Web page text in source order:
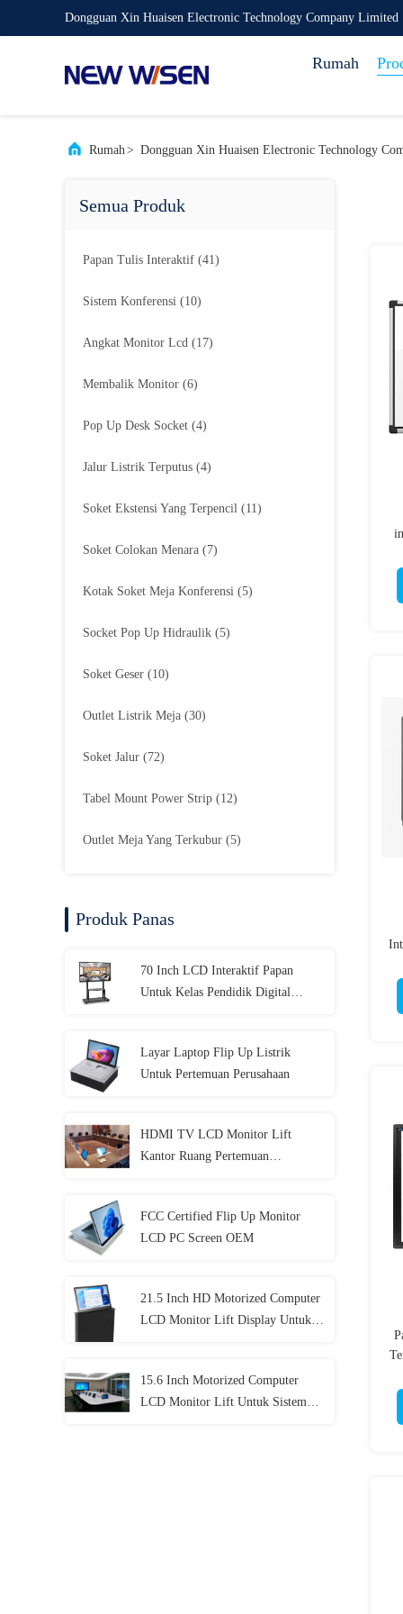
Dongguan Xin Huaisen Electronic Technology Company Limited
Rumah
Rumah> Dongguan Xin Huaisen Electronic Technology
Semua Produk
Papan Tulis Interaktif (41)
Sistem Konferensi (10)
Angkat Monitor Lcd (17)
Membalik Monitor (6)
Pop Up Desk Socket (4)
Jalur Listrik Terputus (4)
Soket Ekstensi Yang Terpencil (11)
Soket Colokan Menara (7)
Kotak Soket Meja Konferensi (5)
Socket Pop Up Hidraulik (5)
Soket Geser (10)
Outlet Listrik Meja (30)
Soket Jalur (72)
Tabel Mount Power Strip (12)
Outlet Meja Yang Terkubur (5)
Produk Panas
70 Inch LCD Interaktif Papan
Untuk Kelas Pendidik Digital
Layar Laptop Flip Up Listrik
Untuk Pertemuan Perusahaan
HDMI TV LCD Monitor Lift
Kantor Ruang Pertemuan
FCC Certified Flip Up Monitor
LCD PC Screen OEM
21.5 Inch HD Motorized Computer
LCD Monitor Lift Display Untuk
15.6 Inch Motorized Computer
LCD Monitor Lift Untuk Sistem